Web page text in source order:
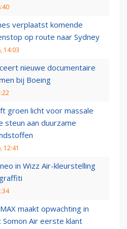
verplaatst komende
op route naar Sydney
14:03
nieuwe documentaire
bij Boeing
groen licht voor massale
steun aan duurzame
12:41
in Wizz Air-kleurstelling
maakt opwachting in
Somon Air eerste klant